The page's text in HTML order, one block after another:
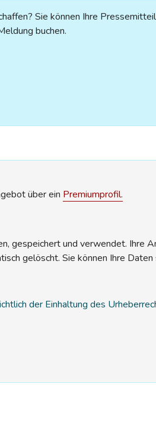
Sie können Ihre
buchen.
über ein Premiumprofil.
gespeichert und verwendet. Ihre
gelöscht. Sie können Ihre Daten
der Einhaltung des